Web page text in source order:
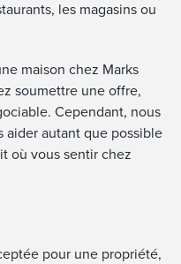
les magasins ou
maison chez Marks
soumettre une offre,
Cependant, nous
autant que possible
où vous sentir chez
pour une propriété,